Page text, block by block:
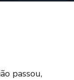
passou,